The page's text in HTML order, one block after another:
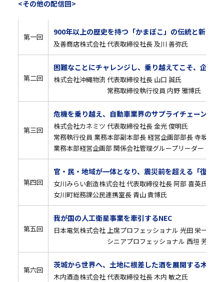
<その他の配信回>
第一回
900年以上の歴史を持つ「かまぼこ」の伝統と新商品
及善商店株式会社 代表取締役社長 及川 善弥氏
第二回
困難なことにチャレンジし、乗り越えてこそ、企業も
株式会社沖縄物流 代表取締役社長 山口 誠氏
常務取締役執行役員 内野 雅博氏
第三回
危機を乗り越え、自動車業界のサプライチェーン強
株式会社カネミツ 代表取締役社長 金光 俊明氏
常務執行役員 業務本部副本部長 経営企画部部長 寺坂 孝雄
業務本部経営企画部 関係会社管理グループリーダー 松村
第四回
官・民・地域が一体となり、震災前を超える「復興
女川みらい創造株式会社 代表取締役社長 阿部 喜英氏
女川町総務課公民連携室長 青山 貴博氏
第五回
我が国の人工衛星事業を牽引するNEC
日本電気株式会社 上席プロフェッショナル 光田 栄一氏
シニアプロフェッショナル 西垣 芳幸氏
第六回
茨城から世界へ、土地に根差した酒を展開する木内酒
木内酒造株式会社 代表取締役社長 木内 敏之氏